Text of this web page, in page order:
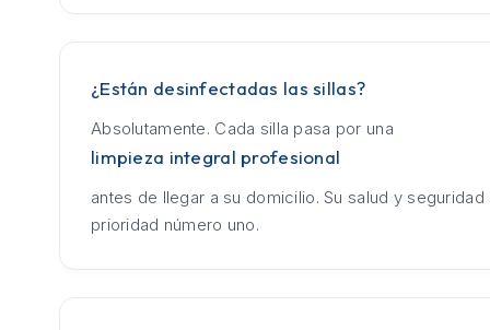
¿Están desinfectadas las sillas?
Absolutamente. Cada silla pasa por una
limpieza integral profesional
antes de llegar a su domicilio. Su salud y seguridad
prioridad número uno.